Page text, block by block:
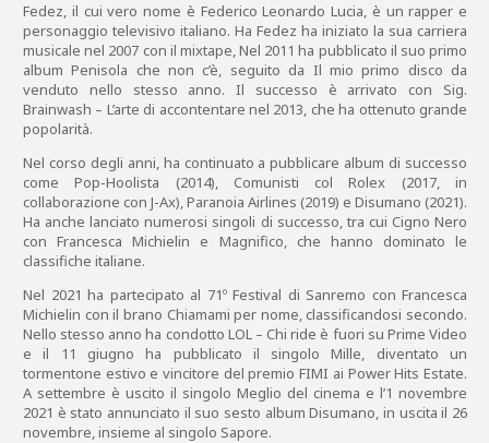
Fedez, il cui vero nome è Federico Leonardo Lucia, è un rapper e
personaggio televisivo italiano. Ha Fedez ha iniziato la sua carriera
musicale nel 2007 con il mixtape, Nel 2011 ha pubblicato il suo primo
album Penisola che non c’è, seguito da Il mio primo disco da
venduto nello stesso anno. Il successo è arrivato con Sig.
Brainwash – L’arte di accontentare nel 2013, che ha ottenuto grande
popolarità.
Nel corso degli anni, ha continuato a pubblicare album di successo
come Pop-Hoolista (2014), Comunisti col Rolex (2017, in
collaborazione con J-Ax), Paranoia Airlines (2019) e Disumano (2021).
Ha anche lanciato numerosi singoli di successo, tra cui Cigno Nero
con Francesca Michielin e Magnifico, che hanno dominato le
classifiche italiane.
Nel 2021 ha partecipato al 71º Festival di Sanremo con Francesca
Michielin con il brano Chiamami per nome, classificandosi secondo.
Nello stesso anno ha condotto LOL – Chi ride è fuori su Prime Video
e il 11 giugno ha pubblicato il singolo Mille, diventato un
tormentone estivo e vincitore del premio FIMI ai Power Hits Estate.
A settembre è uscito il singolo Meglio del cinema e l’1 novembre
2021 è stato annunciato il suo sesto album Disumano, in uscita il 26
novembre, insieme al singolo Sapore.